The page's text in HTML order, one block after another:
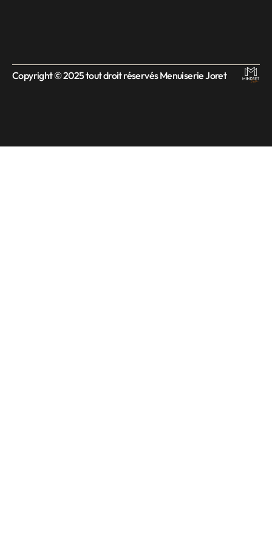
Copyright © 2025 tout droit réservés Menuiserie Joret